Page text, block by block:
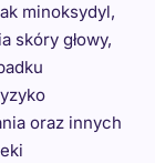
minoksydyl,
skóry głowy,
oraz innych